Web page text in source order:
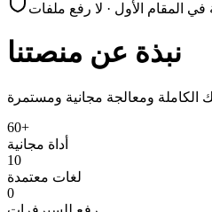
المقام الأول · لا رفع ملفات
نبذة عن منصتنا
60+
أداة مجانية
10
لغات معتمدة
0